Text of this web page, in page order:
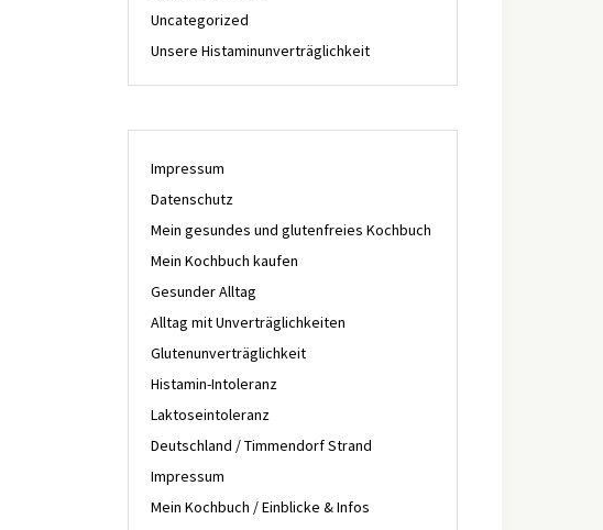
Uncategorized
Unsere Histaminunverträglichkeit
Impressum
Datenschutz
Mein gesundes und glutenfreies Kochbuch
Mein Kochbuch kaufen
Gesunder Alltag
Alltag mit Unverträglichkeiten
Glutenunverträglichkeit
Histamin-Intoleranz
Laktoseintoleranz
Deutschland / Timmendorf Strand
Impressum
Mein Kochbuch / Einblicke & Infos